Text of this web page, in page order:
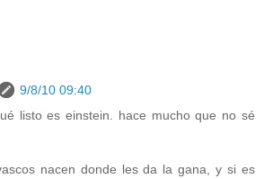
9/8/10 09:40
listo es einstein. hace mucho que no sé
nacen donde les da la gana, y si es